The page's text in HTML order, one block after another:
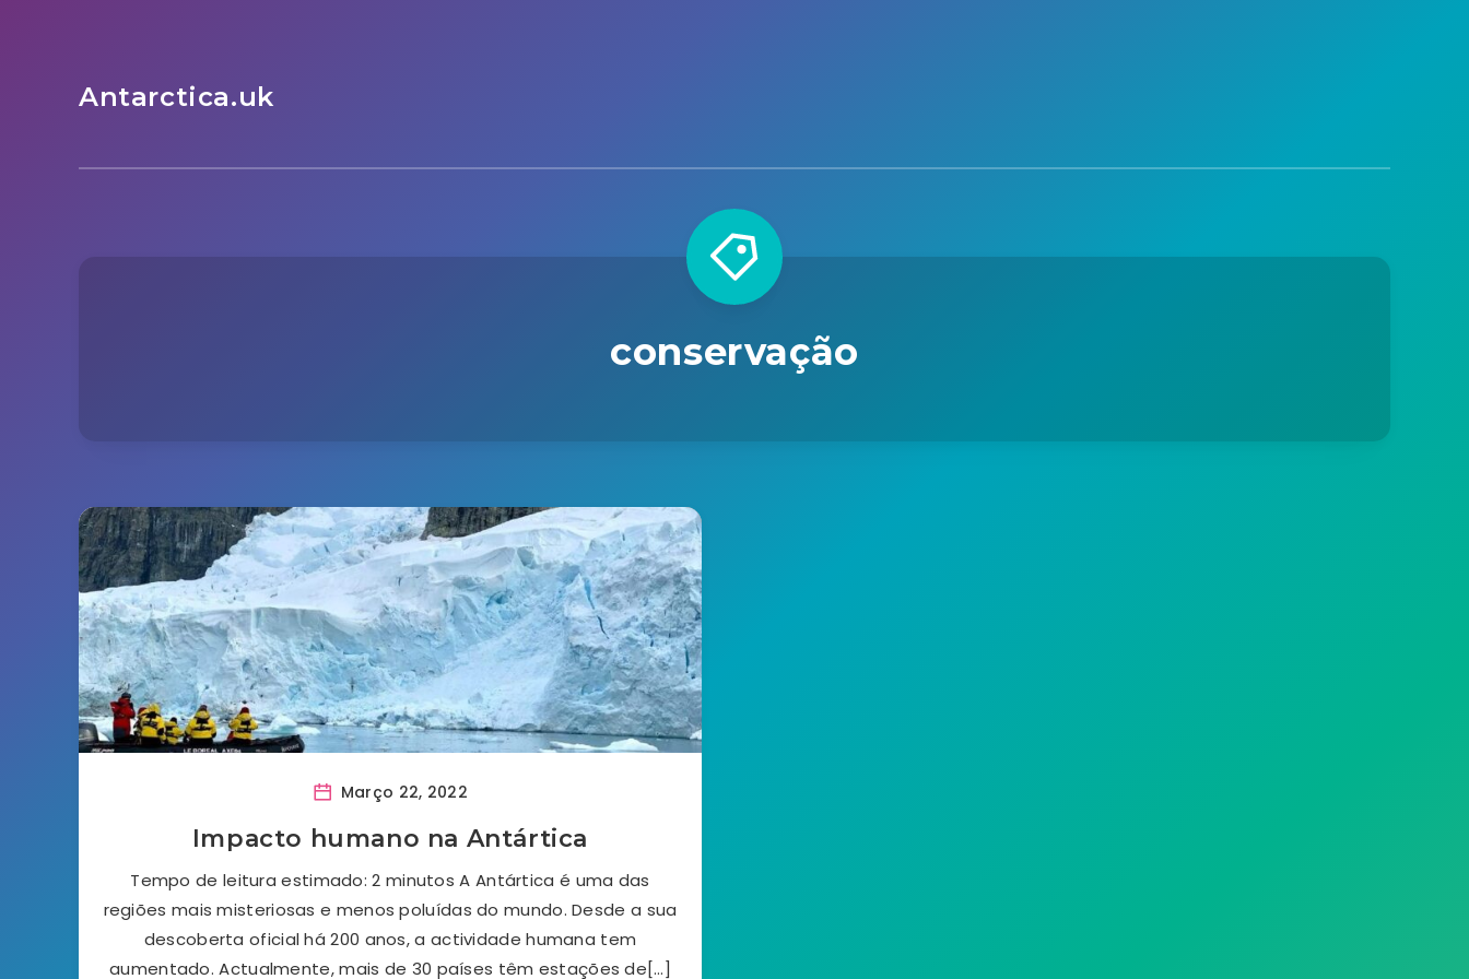
Antarctica.uk
conservação
Março 22, 2022
Impacto humano na Antártica
Tempo de leitura estimado: 2 minutos A Antártica é uma das
regiões mais misteriosas e menos poluídas do mundo. Desde a sua
descoberta oficial há 200 anos, a actividade humana tem
aumentado. Actualmente, mais de 30 países têm estações de[…]